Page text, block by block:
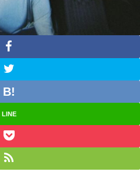
LINE